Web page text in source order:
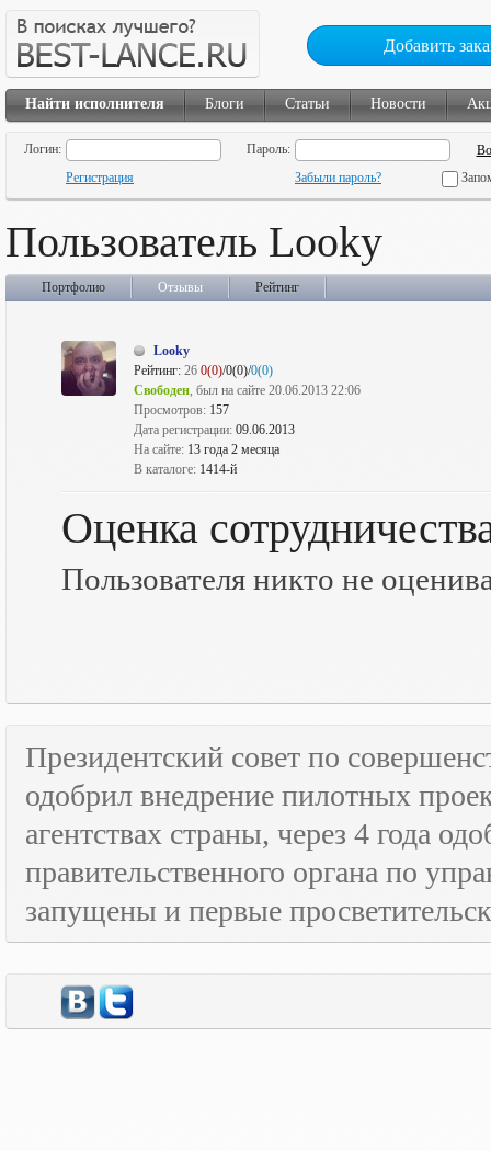
Добавить
Найти исполнителя Блоги Статьи Новости
Логин:
Пароль:
Регистрация
Забыли пароль?
Пользователь Looky
Портфолио Отзывы Рейтинг
Looky
Рейтинг: 26 0(0)/0(0)/0(0)
Свободен, был на сайте 20.06.2013 22:06
Просмотров: 157
Дата регистрации: 09.06.2013
На сайте: 13 года 2 месяца
В каталоге: 1414-й
Оценка
Пользователя никто не
Президентский совет по
одобрил внедрение пилотных
агентствах страны, через 4 года
правительственного органа по
запущены и первые